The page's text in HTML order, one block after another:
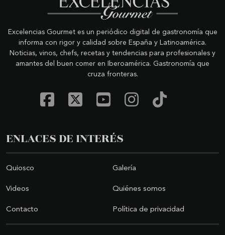
Excelencias Gourmet es un periódico digital de gastronomía que
informa con rigor y calidad sobre España y Latinoamérica.
Noticias, vinos, chefs, recetas y tendencias para profesionales y
amantes del buen comer en Iberoamérica. Gastronomía que
cruza fronteras.
ENLACES DE INTERÉS
Quiosco Galería
Videos Quiénes somos
Contacto Política de privacidad